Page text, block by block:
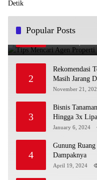
Popular Posts
1
Berpengalaman
2
Rekomendasi
Masih Jarang
November 21,
3
Bisnis
Hingga 3x
January 6, 2024
4
Gunung
Dampaknya
April 19, 2024